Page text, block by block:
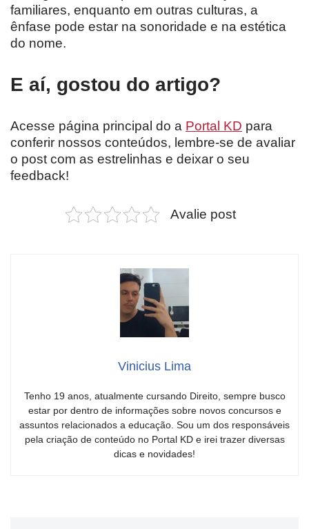
familiares, enquanto em outras culturas, a
ênfase pode estar na sonoridade e na estética
do nome.
E aí, gostou do artigo?
Acesse página principal do a Portal KD para
conferir nossos conteúdos, lembre-se de avaliar
o post com as estrelinhas e deixar o seu
feedback!
Avalie post
Vinicius Lima
Tenho 19 anos, atualmente cursando Direito, sempre busco
estar por dentro de informações sobre novos concursos e
assuntos relacionados a educação. Sou um dos responsáveis
pela criação de conteúdo no Portal KD e irei trazer diversas
dicas e novidades!